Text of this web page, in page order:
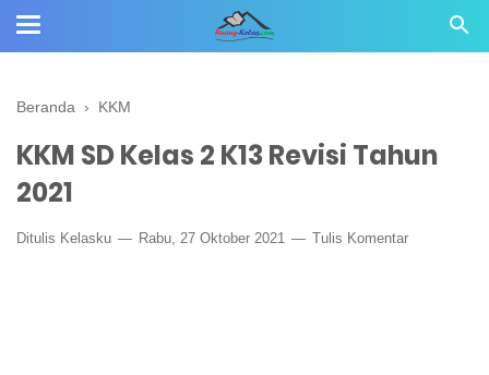
Beranda › KKM
KKM SD Kelas 2 K13 Revisi Tahun
2021
Ditulis Kelasku Rabu, 27 Oktober 2021 Tulis Komentar